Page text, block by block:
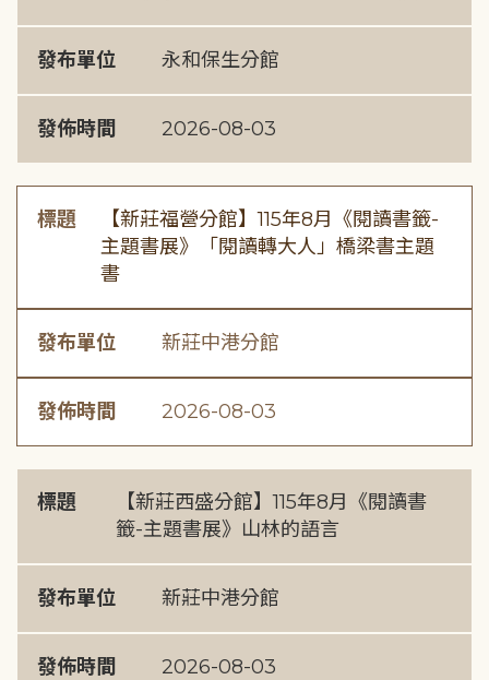
發布單位 永和保生分館
發佈時間 2026-08-03
標題
【新莊福營分館】115年8月《閱讀書籤-
主題書展》「閱讀轉大人」橋梁書主題
書
發布單位 新莊中港分館
發佈時間 2026-08-03
標題
【新莊西盛分館】115年8月《閱讀書
籤-主題書展》山林的語言
發布單位 新莊中港分館
發佈時間 2026-08-03